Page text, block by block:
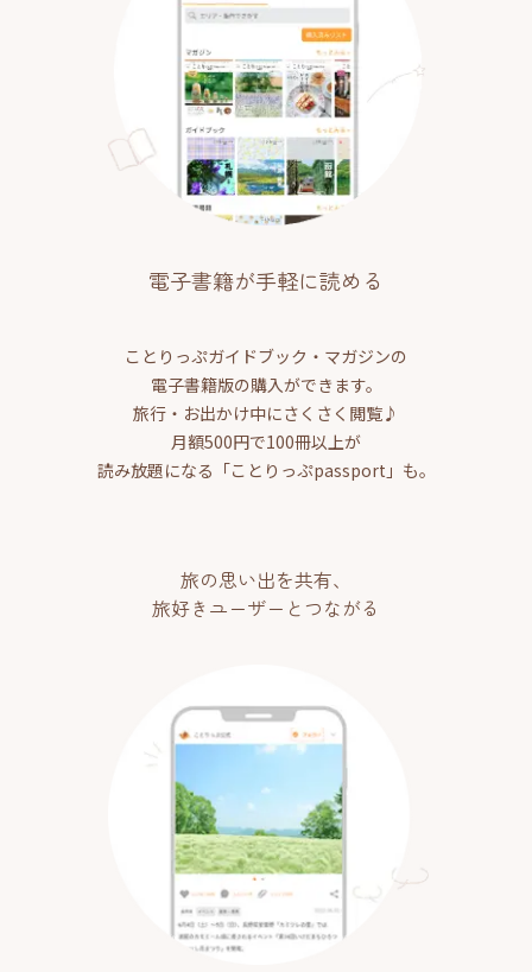
電子書籍が手軽に読める
ことりっぷガイドブック・マガジンの
電子書籍版の購入ができます。
旅行・お出かけ中にさくさく閲覧♪
月額500円で100冊以上が
読み放題になる「ことりっぷpassport」も。
旅の思い出を共有、
旅好きユーザーとつながる